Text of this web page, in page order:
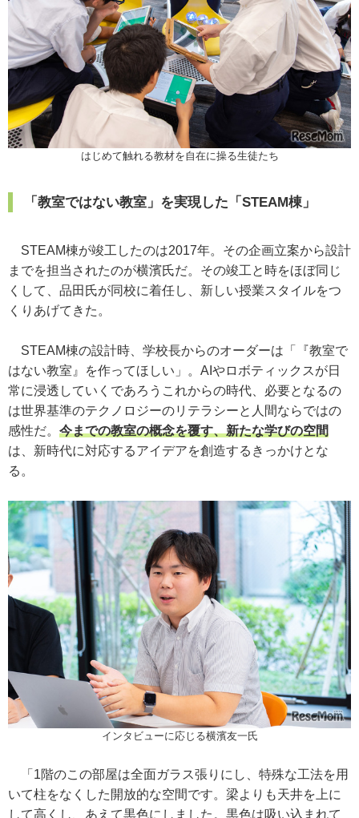
はじめて触れる教材を自在に操る生徒たち
「教室ではない教室」を実現した「STEAM棟」
STEAM棟が竣工したのは2017年。その企画立案から設計
までを担当されたのが横濱氏だ。その竣工と時をほぼ同じ
くして、品田氏が同校に着任し、新しい授業スタイルをつ
くりあげてきた。
STEAM棟の設計時、学校長からのオーダーは「『教室で
はない教室』を作ってほしい」。AIやロボティックスが日
常に浸透していくであろうこれからの時代、必要となるの
は世界基準のテクノロジーのリテラシーと人間ならではの
感性だ。 今までの教室の概念を覆す、新たな学びの空間
は、新時代に対応するアイデアを創造するきっかけとな
る。
インタビューに応じる横濱友一氏
「1階のこの部屋は全面ガラス張りにし、特殊な工法を用
いて柱をなくした開放的な空間です。梁よりも天井を上に
して高くし、あえて黒色にしました。黒色は吸い込まれて